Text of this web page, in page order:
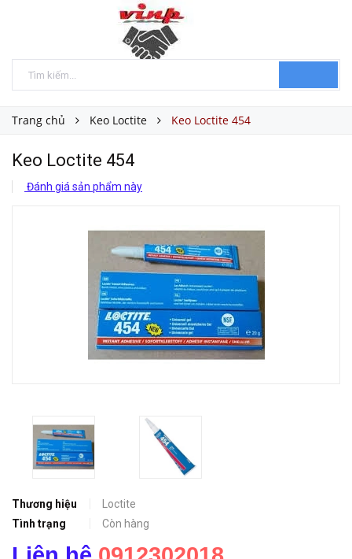
Trang chủ Keo Loctite Keo Loctite 454
Keo Loctite 454
Đánh giá sản phẩm này
Thương hiệu
Loctite
Tình trạng
Còn hàng